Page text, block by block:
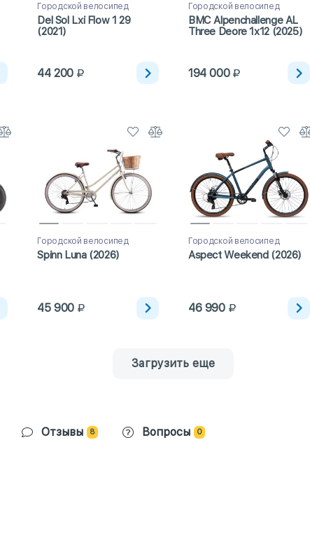
Городской велосипед
Del Sol Lxi Flow 1 29
(2021)
44 200
Городской велосипед
BMC Alpenchallenge AL
Three Deore 1x12 (2025)
194 000
Городской велосипед
Spinn Luna (2026)
45 900
Городской велосипед
Aspect Weekend (2026)
46 990
Загрузить еще
Отзывы 8 Вопросы 0